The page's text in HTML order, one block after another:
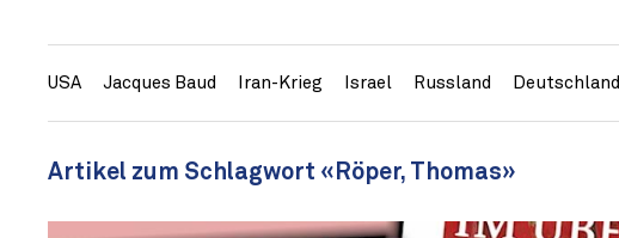
USA Jacques Baud Iran-Krieg Israel Russland Deutschland
Artikel zum Schlagwort «Röper, Thomas»